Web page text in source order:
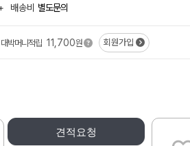
배송비 별도문의
대박머니적립 11,700원 회원가입
견적요청